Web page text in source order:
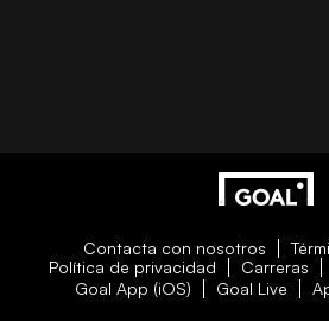
Contacta con nosotros
Política de privacidad
Carreras
Goal App (iOS)
Goal Live